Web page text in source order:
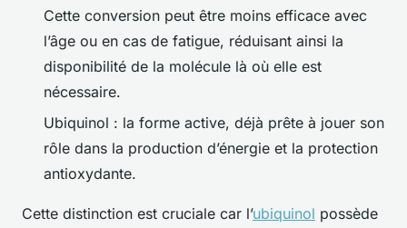
Cette conversion peut être moins efficace avec
l’âge ou en cas de fatigue, réduisant ainsi la
disponibilité de la molécule là où elle est
nécessaire.
Ubiquinol : la forme active, déjà prête à jouer son
rôle dans la production d’énergie et la protection
antioxydante.
Cette distinction est cruciale car l’ubiquinol possède